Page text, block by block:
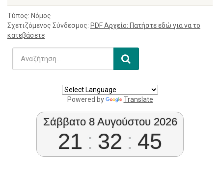
Τύπος: Νόμος
Σχετιζόμενος Σύνδεσμος: PDF Αρχείο: Πατήστε εδώ για να το
κατεβάσετε
Powered by Translate
Σάββατο 8 Αυγούστου 2026
21 : 32 : 45